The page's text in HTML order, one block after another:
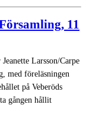
11
Larsson/Carpe
med föreläsningen
på Veberöds
gången hållit